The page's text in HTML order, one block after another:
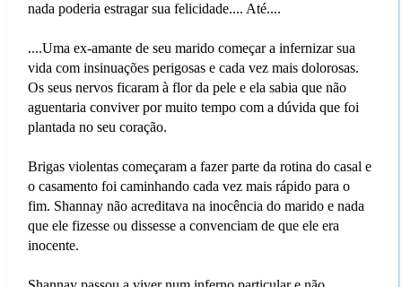
nada poderia estragar sua felicidade.... Até....
....Uma ex-amante de seu marido começar a infernizar sua
vida com insinuações perigosas e cada vez mais dolorosas.
Os seus nervos ficaram à flor da pele e ela sabia que não
aguentaria conviver por muito tempo com a dúvida que foi
plantada no seu coração.
Brigas violentas começaram a fazer parte da rotina do casal e
o casamento foi caminhando cada vez mais rápido para o
fim. Shannay não acreditava na inocência do marido e nada
que ele fizesse ou dissesse a convenciam de que ele era
inocente.